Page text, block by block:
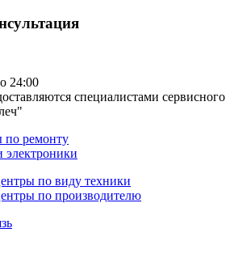
24:00
специалистами сервисного
по ремонту
электроники
по виду техники
по производителю